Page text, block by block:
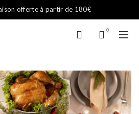
offerte à partir de 180€
0